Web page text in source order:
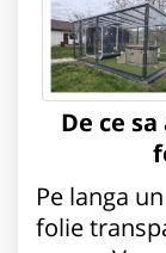
De ce
Pe langa
folie